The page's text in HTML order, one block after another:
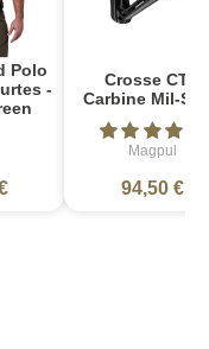
Polo
-
Crosse CTR
Carbine Mil-
Magpul
94,50 €